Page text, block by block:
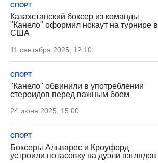
СПОРТ
Казахстанский боксер из команды
"Канело" оформил нокаут на турнире в
США
11 сентября 2025, 12:10
СПОРТ
"Канело" обвинили в употреблении
стероидов перед важным боем
24 июня 2025, 15:00
СПОРТ
Боксеры Альварес и Кроуфорд
устроили потасовку на дуэли взглядов